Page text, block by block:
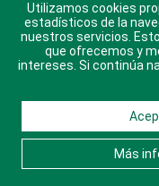
Escuchando al
Economía Personal
Descarga
© 2021 Diario
Consulta el
nosotros y
Utilizamos cookies
estadísticos de la
nuestros servicios.
que ofrecemos y
intereses. Si continúa
Más